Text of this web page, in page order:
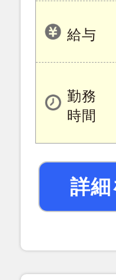
給与
勤務
時間
詳細